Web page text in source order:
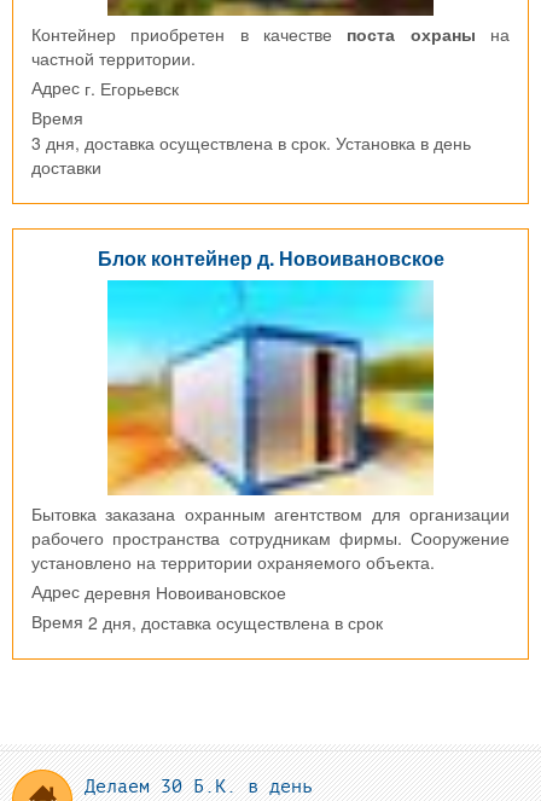
Контейнер приобретен в качестве поста охраны на
частной территории.
Адрес г. Егорьевск
Время
3 дня, доставка осуществлена в срок. Установка в день
доставки
Блок контейнер д. Новоивановское
Бытовка заказана охранным агентством для организации
рабочего пространства сотрудникам фирмы. Сооружение
установлено на территории охраняемого объекта.
Адрес деревня Новоивановское
Время 2 дня, доставка осуществлена в срок
Делаем 30 Б.К. в день